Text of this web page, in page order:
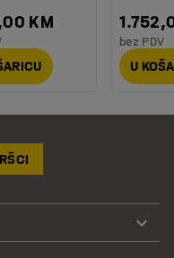
KM
bez PDV
U